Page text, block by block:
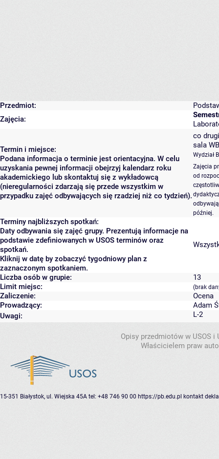
Przedmiot:
Zajęcia:
Termin i miejsce:
Podana informacja o terminie jest orientacyjna. W celu
uzyskania pewnej informacji obejrzyj kalendarz roku
akademickiego lub skontaktuj się z wykładowcą
(nieregularności zdarzają się przede wszystkim w
przypadku zajęć odbywających się rzadziej niż co tydzień).
co
sala
Wydział
Zajęcia
od
później.
Terminy najbliższych spotkań:
Daty odbywania się zajęć grupy. Prezentują informacje na
podstawie zdefiniowanych w USOS terminów oraz
spotkań.
Kliknij w datę by zobaczyć tygodniowy plan z
zaznaczonym spotkaniem.
Liczba osób w grupie:
13
Limit miejsc:
(brak
Zaliczenie:
Ocena
Prowadzący:
Adam
Uwagi:
L-2
Opisy przedmiotów w USOS
Właścicielem praw
15-351 Białystok, ul. Wiejska 45A tel: +48 746 90 00 https://pb.edu.pl kontakt